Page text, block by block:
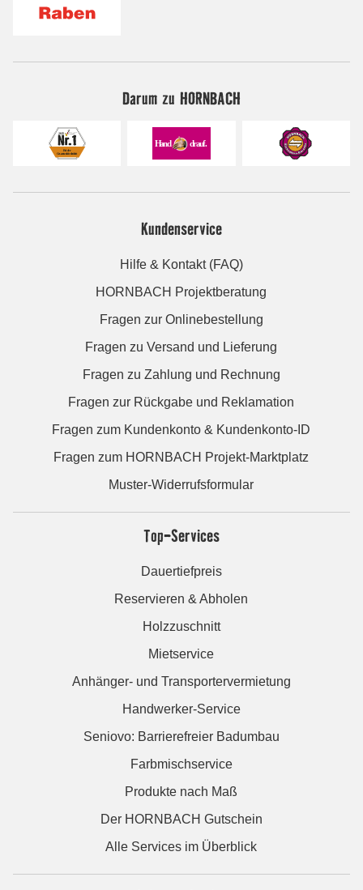
Darum zu HORNBACH
Kundenservice
Hilfe & Kontakt (FAQ)
HORNBACH Projektberatung
Fragen zur Onlinebestellung
Fragen zu Versand und Lieferung
Fragen zu Zahlung und Rechnung
Fragen zur Rückgabe und Reklamation
Fragen zum Kundenkonto & Kundenkonto-ID
Fragen zum HORNBACH Projekt-Marktplatz
Muster-Widerrufsformular
Top-Services
Dauertiefpreis
Reservieren & Abholen
Holzzuschnitt
Mietservice
Anhänger- und Transportervermietung
Handwerker-Service
Seniovo: Barrierefreier Badumbau
Farbmischservice
Produkte nach Maß
Der HORNBACH Gutschein
Alle Services im Überblick